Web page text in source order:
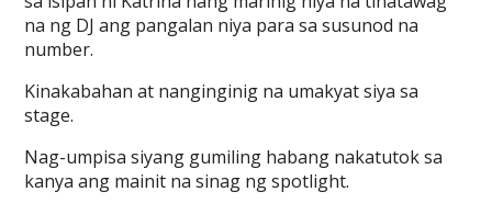
na ng DJ ang pangalan niya para sa susunod na
number.
Kinakabahan at nanginginig na umakyat siya sa
stage.
Nag-umpisa siyang gumiling habang nakatutok sa
kanya ang mainit na sinag ng spotlight.